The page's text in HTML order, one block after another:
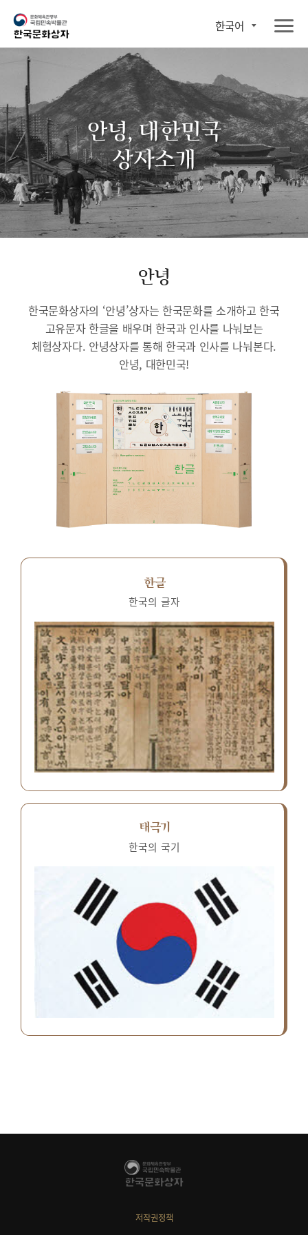
한국어
안녕, 대한민국
상자소개
안녕
한국문화상자의 ‘안녕’상자는 한국문화를 소개하고 한국
고유문자 한글을 배우며 한국과 인사를 나눠보는
체험상자다. 안녕상자를 통해 한국과 인사를 나눠본다.
안녕, 대한민국!
한글
한국의 글자
태극기
한국의 국기
저작권정책